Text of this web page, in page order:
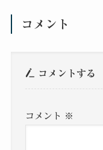
コメント
コメントする
コメント ※